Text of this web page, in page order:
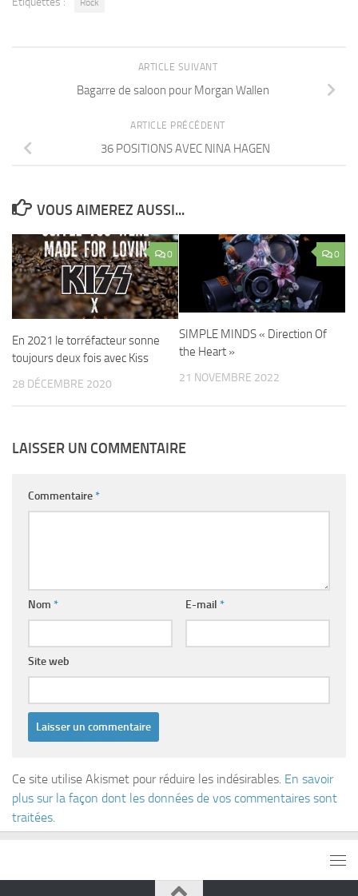
ARTICLE SUIVANT
Bagarre de saloon pour Morgan Wallen
ARTICLE PRÉCÉDENT
36 POSITIONS AVEC NINA HAGEN
VOUS AIMEREZ AUSSI...
0
En 2021 le torréfacteur sonne
toujours deux fois avec Kiss
28 DÉCEMBRE 2020
0
SIMPLE MINDS « Direction Of
the Heart »
21 NOVEMBRE 2022
LAISSER UN COMMENTAIRE
Commentaire*
Nom * E-mail *
Site web
Ce site utilise Akismet pour réduire les indésirables. En savoir
plus sur la façon dont les données de vos commentaires sont
traitées.